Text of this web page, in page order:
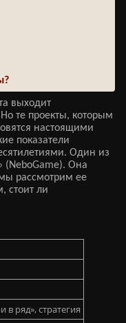
выходит
те проекты, которым
настоящими
показатели
Один из
(NeboGame). Она
рассмотрим ее
стоит ли
в ряд», стратегия